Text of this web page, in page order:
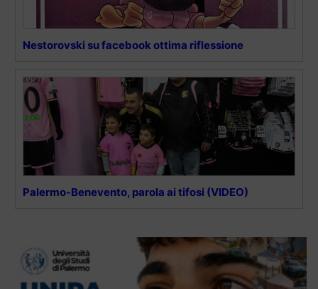
Nestorovski su facebook ottima riflessione
Palermo-Benevento, parola ai tifosi (VIDEO)